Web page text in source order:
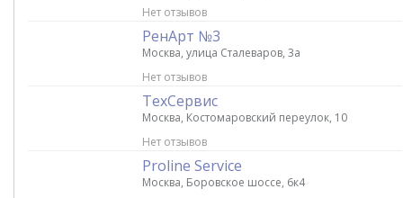
Нет отзывов
РенАрт №3
Москва, улица Сталеваров, 3а
Нет отзывов
ТехСервис
Москва, Костомаровский переулок, 10
Нет отзывов
Proline Service
Москва, Боровское шоссе, 6к4